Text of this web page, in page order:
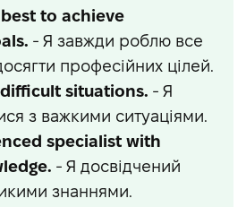
to achieve
- Я завжди роблю все
професійних цілей.
situations. - Я
з важкими ситуаціями.
specialist with
- Я досвідчений
знаннями.